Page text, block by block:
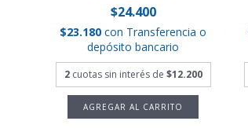
$24.400
$23.180con Transferencia o
depósito bancario
2 cuotas sin interés de $12.200